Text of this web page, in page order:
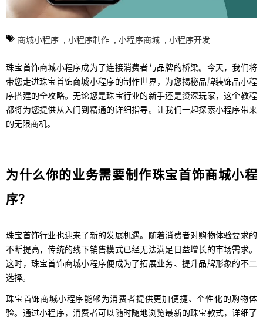
商城小程序 小程序制作 小程序商城 小程序开发
珠宝首饰商城小程序成为了连接消费者与品牌的桥梁。今天，我们将
带您走进珠宝首饰商城小程序的制作世界，为您揭秘品牌装饰品小程
序搭建的全攻略。无论您是珠宝行业的新手还是资深玩家，这个教程
都将为您提供从入门到精通的详细指导。让我们一起探索小程序带来
的无限商机。
为什么你的业务需要制作珠宝首饰商城小程
序？
珠宝首饰行业也迎来了新的发展机遇。随着消费者对购物体验要求的
不断提高，传统的线下销售模式已经无法满足日益增长的市场需求。
这时，珠宝首饰商城小程序便成为了拓展业务、提升品牌形象的不二
选择。
珠宝首饰商城小程序能够为消费者提供更加便捷、个性化的购物体
验。通过小程序，消费者可以随时随地浏览最新的珠宝款式，详细了